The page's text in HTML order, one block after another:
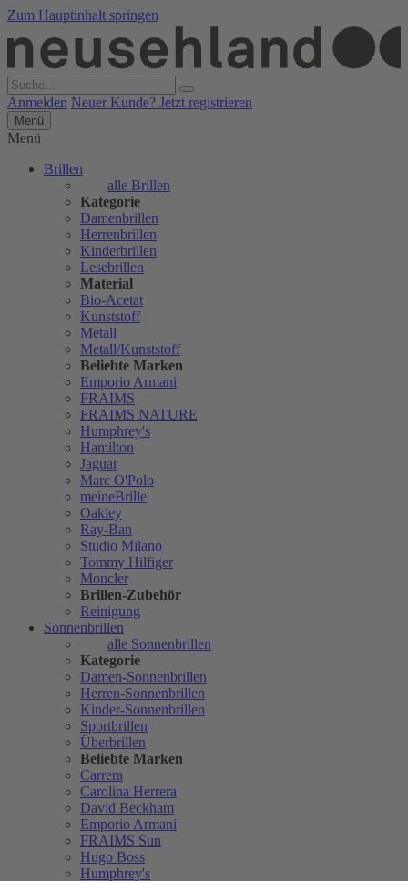
Zum Hauptinhalt springen
Anmelden Neuer Kunde? Jetzt registrieren
Menü
Menü
Brillen
alle Brillen
Kategorie
Damenbrillen
Herrenbrillen
Kinderbrillen
Lesebrillen
Material
Bio-Acetat
Kunststoff
Metall
Metall/Kunststoff
Beliebte Marken
Emporio Armani
FRAIMS
FRAIMS NATURE
Humphrey's
Hamilton
Jaguar
Marc O'Polo
meineBrille
Oakley
Ray-Ban
Studio Milano
Tommy Hilfiger
Moncler
Brillen-Zubehör
Reinigung
Sonnenbrillen
alle Sonnenbrillen
Kategorie
Damen-Sonnenbrillen
Herren-Sonnenbrillen
Kinder-Sonnenbrillen
Sportbrillen
Überbrillen
Beliebte Marken
Carrera
Carolina Herrera
David Beckham
Emporio Armani
FRAIMS Sun
Hugo Boss
Humphrey's